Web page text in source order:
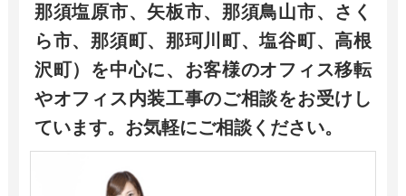
那須塩原市、矢板市、那須鳥山市、さく
ら市、那須町、那珂川町、塩谷町、高根
沢町）を中心に、お客様のオフィス移転
やオフィス内装工事のご相談をお受けし
ています。お気軽にご相談ください。